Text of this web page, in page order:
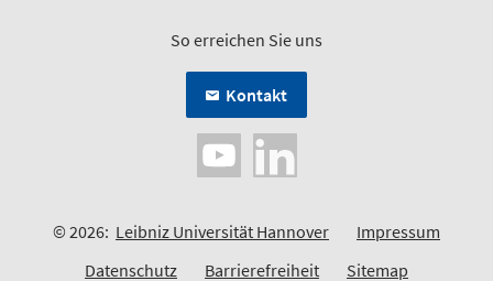
So erreichen Sie uns
Kontakt
© 2026: Leibniz Universität Hannover
Impressum
Datenschutz
Barrierefreiheit Sitemap